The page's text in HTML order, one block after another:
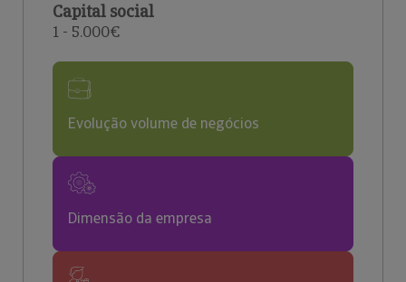
Capital social
1 - 5.000€
Evolução volume de negócios
Dimensão da empresa